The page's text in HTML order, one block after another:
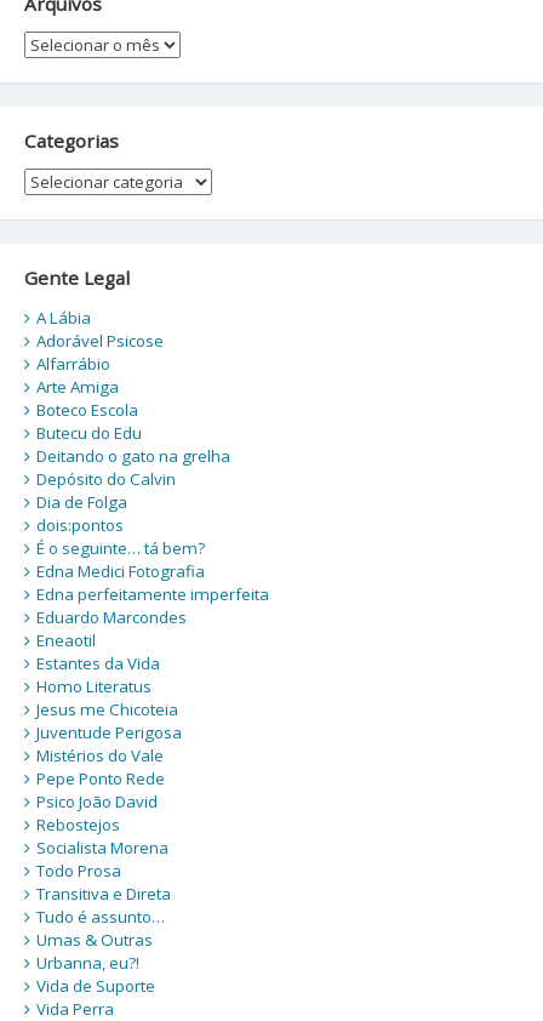
Arquivos
Categorias
Categorias
Gente Legal
A Lábia
Adorável Psicose
Alfarrábio
Arte Amiga
Boteco Escola
Butecu do Edu
Deitando o gato na grelha
Depósito do Calvin
Dia de Folga
dois:pontos
É o seguinte… tá bem?
Edna Medici Fotografia
Edna perfeitamente imperfeita
Eduardo Marcondes
Eneaotil
Estantes da Vida
Homo Literatus
Jesus me Chicoteia
Juventude Perigosa
Mistérios do Vale
Pepe Ponto Rede
Psico João David
Rebostejos
Socialista Morena
Todo Prosa
Transitiva e Direta
Tudo é assunto…
Umas & Outras
Urbanna, eu?!
Vida de Suporte
Vida Perra